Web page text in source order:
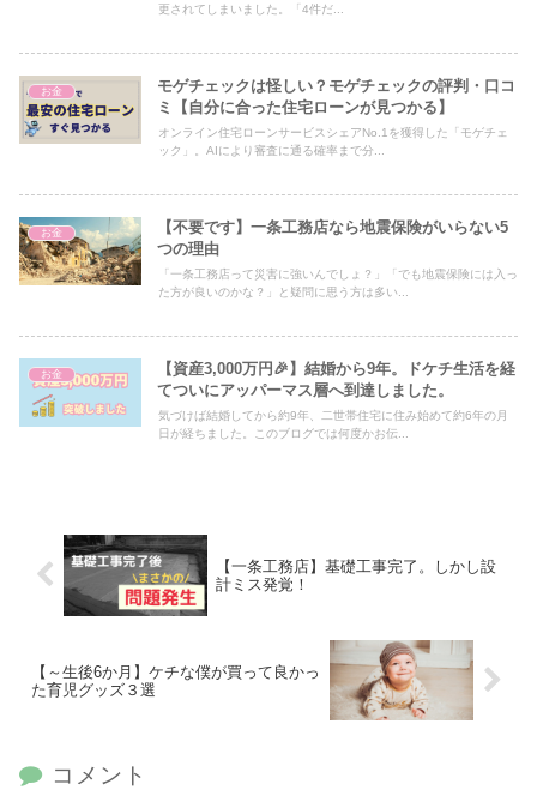
更されてしまいました。「4件だ...
お金
モゲチェックは怪しい？モゲチェックの評判・口コ
ミ【自分に合った住宅ローンが見つかる】
オンライン住宅ローンサービスシェアNo.1を獲得した「モゲチェ
ック」。AIにより審査に通る確率まで分...
お金
【不要です】一条工務店なら地震保険がいらない5
つの理由
「一条工務店って災害に強いんでしょ？」「でも地震保険には入っ
た方が良いのかな？」と疑問に思う方は多い...
お金
【資産3,000万円🎉】結婚から9年。ドケチ生活を経
てついにアッパーマス層へ到達しました。
気づけば結婚してから約9年、二世帯住宅に住み始めて約6年の月
日が経ちました。このブログでは何度かお伝...
【一条工務店】基礎工事完了。しかし設
計ミス発覚！
【～生後6か月】ケチな僕が買って良かっ
た育児グッズ３選
コメント